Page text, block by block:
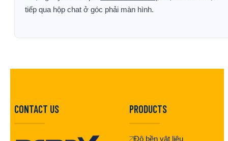
tiếp qua hộp chat ở góc phải màn hình.
CONTACT US PRODUCTS
Độ bền vật liệu